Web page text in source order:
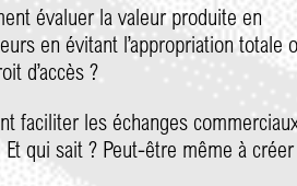
évaluer la valeur produite en
en évitant l’appropriation totale
d’accès ?
faciliter les échanges
qui sait ? Peut-être même à créer